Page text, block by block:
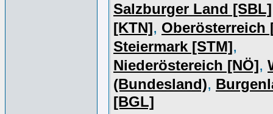
Salzburger Land [SBL]
[KTN], Oberösterreich
Steiermark [STM],
Niederöstereich [NÖ],
(Bundesland),
[BGL]